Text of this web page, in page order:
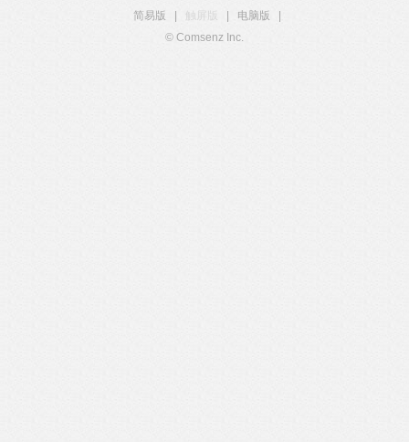
简易版
触屏版 电脑版
© Comsenz Inc.